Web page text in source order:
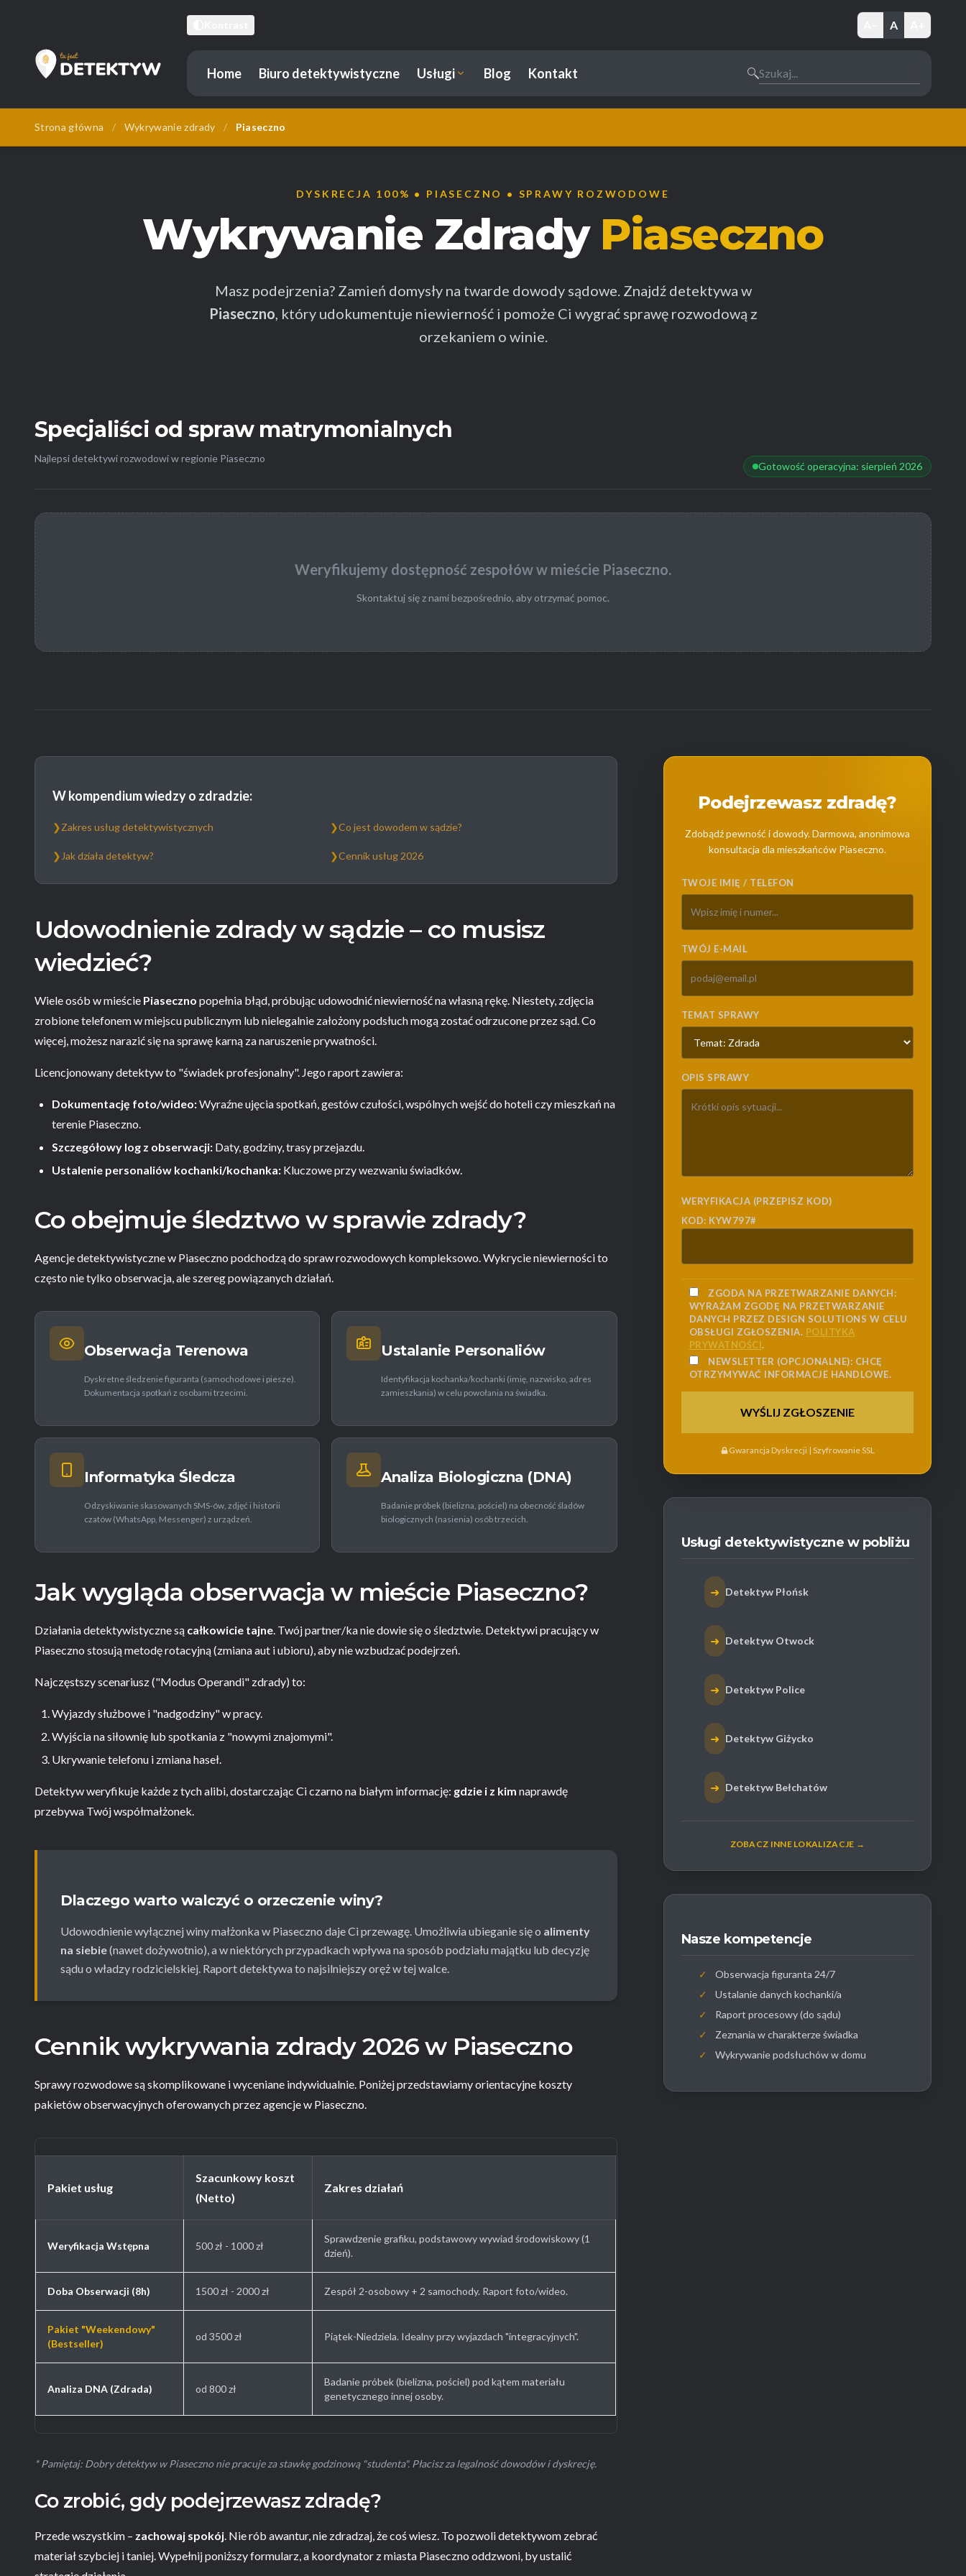
A
Home Biuro detektywistyczne Usługi Blog Kontakt
Szukaj...
Strona główna / Wykrywanie zdrady / Piaseczno
DYSKRECJA 100% • PIASECZNO • SPRAWY ROZWODOWE
Wykrywanie Zdrady Piaseczno
Masz podejrzenia? Zamień domysły na twarde dowody sądowe. Znajdź detektywa w
Piaseczno, który udokumentuje niewierność i pomoże Ci wygrać sprawę rozwodową z
orzekaniem o winie.
Specjaliści od spraw matrymonialnych
Najlepsi detektywi rozwodowi w regionie Piaseczno
Gotowość operacyjna: sierpień 2026
Weryfikujemy dostępność zespołów w mieście Piaseczno.
Skontaktuj się z nami bezpośrednio, aby otrzymać pomoc.
W kompendium wiedzy o zdradzie:
❯Zakres usług detektywistycznych ❯Co jest dowodem w sądzie?
❯ Jak działa detektyw? ❯Cennik usług 2026
Udowodnienie zdrady w sądzie – co musisz
wiedzieć?
Wiele osób w mieście Piaseczno popełnia błąd, próbując udowodnić niewierność na własną rękę. Niestety, zdjęcia
zrobione telefonem w miejscu publicznym lub nielegalnie założony podsłuch mogą zostać odrzucone przez sąd. Co
więcej, możesz narazić się na sprawę karną za naruszenie prywatności.
Licencjonowany detektyw to "świadek profesjonalny". Jego raport zawiera:
Dokumentację foto/wideo:Wyraźne ujęcia spotkań, gestów czułości, wspólnych wejść do hoteli czy mieszkań na
terenie Piaseczno.
Szczegółowy log z obserwacji: Daty, godziny, trasy przejazdu.
Ustalenie personaliów kochanki/kochanka: Kluczowe przy wezwaniu świadków.
Co obejmuje śledztwo w sprawie zdrady?
Agencje detektywistyczne w Piaseczno podchodzą do spraw rozwodowych kompleksowo. Wykrycie niewierności to
często nie tylko obserwacja, ale szereg powiązanych działań.
Obserwacja Terenowa
Dyskretne śledzenie figuranta (samochodowe i piesze).
Dokumentacja spotkań z osobami trzecimi.
Ustalanie Personaliów
Identyfikacja kochanka/kochanki (imię, nazwisko, adres
zamieszkania) w celu powołania na świadka.
Informatyka Śledcza
Odzyskiwanie skasowanych SMS-ów, zdjęć i historii
czatów (WhatsApp, Messenger) z urządzeń.
Analiza Biologiczna (DNA)
Badanie próbek (bielizna, pościel) na obecność śladów
biologicznych (nasienia) osób trzecich.
Jak wygląda obserwacja w mieście Piaseczno?
Działania detektywistyczne są całkowicie tajne. Twój partner/ka nie dowie się o śledztwie. Detektywi pracujący w
Piaseczno stosują metodę rotacyjną (zmiana aut i ubioru), aby nie wzbudzać podejrzeń.
Najczęstszy scenariusz ("Modus Operandi" zdrady) to:
Wyjazdy służbowe i "nadgodziny" w pracy.
Wyjścia na siłownię lub spotkania z "nowymi znajomymi".
Ukrywanie telefonu i zmiana haseł.
Detektyw weryfikuje każde z tych alibi, dostarczając Ci czarno na białym informację: gdzie i z kim naprawdę
przebywa Twój współmałżonek.
Dlaczego warto walczyć o orzeczenie winy?
Udowodnienie wyłącznej winy małżonka w Piaseczno daje Ci przewagę. Umożliwia ubieganie się o alimenty
na siebie(nawet dożywotnio), a w niektórych przypadkach wpływa na sposób podziału majątku lub decyzję
sądu o władzy rodzicielskiej. Raport detektywa to najsilniejszy oręż w tej walce.
Cennik wykrywania zdrady 2026 w Piaseczno
Sprawy rozwodowe są skomplikowane i wyceniane indywidualnie. Poniżej przedstawiamy orientacyjne koszty
pakietów obserwacyjnych oferowanych przez agencje w Piaseczno.
Pakiet usług
Szacunkowy koszt
(Netto)
Zakres działań
Weryfikacja Wstępna 500 zł - 1000 zł
Sprawdzenie grafiku, podstawowy wywiad środowiskowy (1
dzień).
Doba Obserwacji (8h) 1500 zł - 2000 zł Zespół 2-osobowy + 2 samochody. Raport foto/wideo.
Pakiet "Weekendowy"
(Bestseller)
od 3500 zł Piątek-Niedziela. Idealny przy wyjazdach "integracyjnych".
Analiza DNA (Zdrada) od 800 zł
Badanie próbek (bielizna, pościel) pod kątem materiału
genetycznego innej osoby.
* Pamiętaj: Dobry detektyw w Piaseczno nie pracuje za stawkę godzinową "studenta". Płacisz za legalność dowodów i dyskrecję.
Co zrobić, gdy podejrzewasz zdradę?
Przede wszystkim – zachowaj spokój. Nie rób awantur, nie zdradzaj, że coś wiesz. To pozwoli detektywom zebrać
materiał szybciej i taniej. Wypełnij poniższy formularz, a koordynator z miasta Piaseczno oddzwoni, by ustalić
Podejrzewasz zdradę?
Zdobądź pewność i dowody. Darmowa, anonimowa
konsultacja dla mieszkańców Piaseczno.
TWOJE IMIĘ / TELEFON
TWÓJ E-MAIL
TEMAT SPRAWY
OPIS SPRAWY
WERYFIKACJA (PRZEPISZ KOD)
KOD: KYW797#
ZGODA NA PRZETWARZANIE DANYCH:
WYRAŻAM ZGODĘ NA PRZETWARZANIE
DANYCH PRZEZ DESIGN SOLUTIONS W CELU
OBSŁUGI ZGŁOSZENIA. POLITYKA
PRYWATNOŚCI.
NEWSLETTER (OPCJONALNE): CHCĘ
OTRZYMYWAĆ INFORMACJE HANDLOWE.
Gwarancja Dyskrecji | Szyfrowanie SSL
Usługi detektywistyczne w pobliżu
➜ Detektyw Płońsk
➜ Detektyw Otwock
➜ Detektyw Police
➜ Detektyw Giżycko
➜ Detektyw Bełchatów
ZOBACZ INNE LOKALIZACJE →
Nasze kompetencje
✓
Obserwacja figuranta 24/7
✓
Ustalanie danych kochanki/a
✓
Raport procesowy (do sądu)
✓
Zeznania w charakterze świadka
✓
Wykrywanie podsłuchów w domu